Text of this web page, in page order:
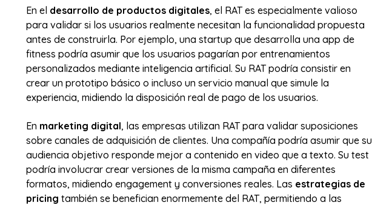
En el desarrollo de productos digitales, el RAT es especialmente valioso
para validar si los usuarios realmente necesitan la funcionalidad propuesta
antes de construirla. Por ejemplo, una startup que desarrolla una app de
fitness podría asumir que los usuarios pagarían por entrenamientos
personalizados mediante inteligencia artificial. Su RAT podría consistir en
crear un prototipo básico o incluso un servicio manual que simule la
experiencia, midiendo la disposición real de pago de los usuarios.
En marketing digital, las empresas utilizan RAT para validar suposiciones
sobre canales de adquisición de clientes. Una compañía podría asumir que su
audiencia objetivo responde mejor a contenido en video que a texto. Su test
podría involucrar crear versiones de la misma campaña en diferentes
formatos, midiendo engagement y conversiones reales. Las estrategias de
pricing también se benefician enormemente del RAT, permitiendo a las